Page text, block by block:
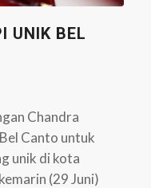
UNIK BEL
Chandra
Canto untuk
unik di kota
(29 Juni)